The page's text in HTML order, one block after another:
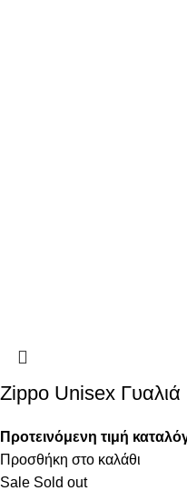
Zippo Unisex
Προτεινόμενη τιμή
Προσθήκη στο καλάθι
Sale Sold out